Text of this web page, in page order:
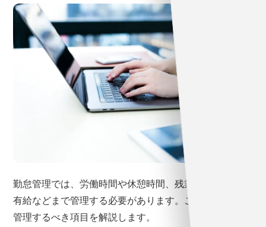
勤怠管理では、労働時間や休憩時間、残業時間に加え、
有給などまで管理する必要があります。ここでは、勤怠
管理するべき項目を解説します。